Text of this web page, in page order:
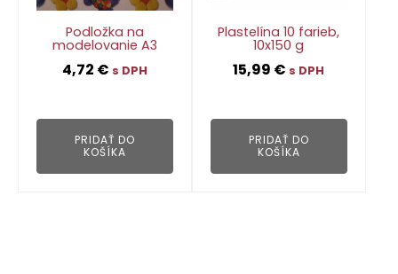
Podložka na
modelovanie A3
4,72 € s DPH
PRIDAŤ DO
KOŠÍKA
Plastelína 10 farieb,
10x150 g
15,99 € s DPH
PRIDAŤ DO
KOŠÍKA